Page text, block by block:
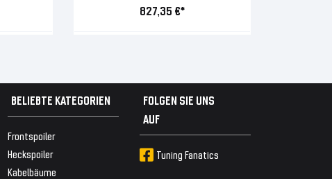
827,35 €*
BELIEBTE KATEGORIEN
Frontspoiler
Heckspoiler
Kabelbäume
FOLGEN SIE UNS
AUF
Tuning Fanatics